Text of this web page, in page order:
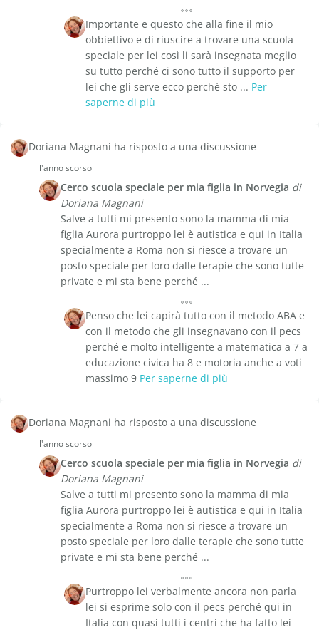
Importante e questo che alla fine il mio
obbiettivo e di riuscire a trovare una scuola
speciale per lei così li sarà insegnata meglio
su tutto perché ci sono tutto il supporto per
lei che gli serve ecco perché sto ... Per
saperne di più
Doriana Magnani ha risposto a una discussione
l'anno scorso
Cerco scuola speciale per mia figlia in Norvegia di
Doriana Magnani
Salve a tutti mi presento sono la mamma di mia
figlia Aurora purtroppo lei è autistica e qui in Italia
specialmente a Roma non si riesce a trovare un
posto speciale per loro dalle terapie che sono tutte
private e mi sta bene perché ...
Penso che lei capirà tutto con il metodo ABA e
con il metodo che gli insegnavano con il pecs
perché e molto intelligente a matematica a 7 a
educazione civica ha 8 e motoria anche a voti
massimo 9 Per saperne di più
Doriana Magnani ha risposto a una discussione
l'anno scorso
Cerco scuola speciale per mia figlia in Norvegia di
Doriana Magnani
Salve a tutti mi presento sono la mamma di mia
figlia Aurora purtroppo lei è autistica e qui in Italia
specialmente a Roma non si riesce a trovare un
posto speciale per loro dalle terapie che sono tutte
private e mi sta bene perché ...
Purtroppo lei verbalmente ancora non parla
lei si esprime solo con il pecs perché qui in
Italia con quasi tutti i centri che ha fatto lei